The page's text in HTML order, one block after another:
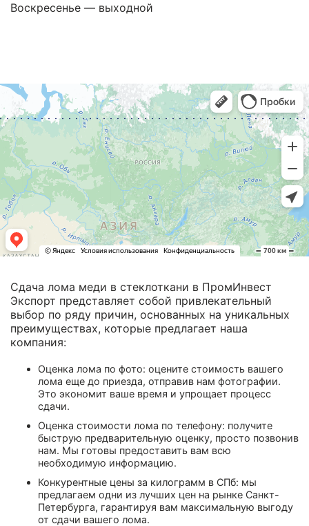
Воскресенье — выходной
Сдача лома меди в стеклоткани в ПромИнвест
Экспорт представляет собой привлекательный
выбор по ряду причин, основанных на уникальных
преимуществах, которые предлагает наша
компания:
Оценка лома по фото: оцените стоимость вашего
лома еще до приезда, отправив нам фотографии.
Это экономит ваше время и упрощает процесс
сдачи.
Оценка стоимости лома по телефону: получите
быструю предварительную оценку, просто позвонив
нам. Мы готовы предоставить вам всю
необходимую информацию.
Конкурентные цены за килограмм в СПб: мы
предлагаем одни из лучших цен на рынке Санкт-
Петербурга, гарантируя вам максимальную выгоду
от сдачи вашего лома.